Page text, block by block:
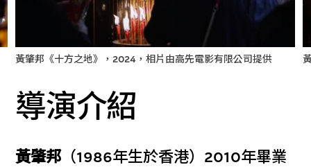
黃肇邦《十方之地》，2024，相片由高先電影有限公司提供
導演介紹
黃肇邦 （1986年生於香港）2010年畢業